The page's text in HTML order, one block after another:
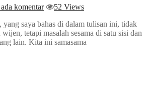
komentar
52 Views
yang saya bahas di dalam tulisan ini, tidak
tetapi masalah sesama di satu sisi dan
lain. Kita ini samasama